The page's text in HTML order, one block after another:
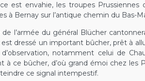
est envahie, les troupes
à Bernay sur l’antique chemin du Bas-
l’armée du général Blücher
est dressé un important bûcher, prêt à
d’observation, notamment celui de
à ce bûcher, d’où grand émoi chez les
ce signal intempestif.